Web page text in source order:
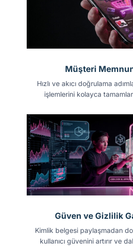
Müşteri
Hızlı ve akıcı doğrulama
işlemlerini kolayca
Güven ve Gizlilik
Kimlik belgesi paylaşmadan
kullanıcı güvenini artırır ve